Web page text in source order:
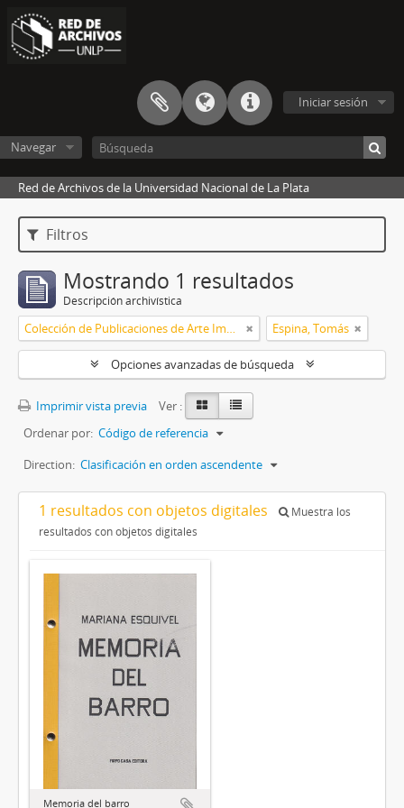
Iniciar sesión
Navegar
Red de Archivos de la Universidad Nacional de La Plata
Filtros
Mostrando 1 resultados
Descripción archivística
Colección de Publicaciones de Arte Impreso Espina, Tomás
Opciones avanzadas de búsqueda
Imprimir vista previa
Ver :
Ordenar por: Código de referencia
Direction: Clasificación en orden ascendente
1 resultados con objetos digitales
Muestra los
resultados con objetos digitales
Memoria del barro